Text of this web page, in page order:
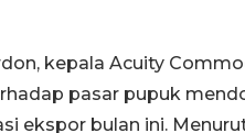
kepala Acuity
pasar pupuk
ekspor bulan ini.